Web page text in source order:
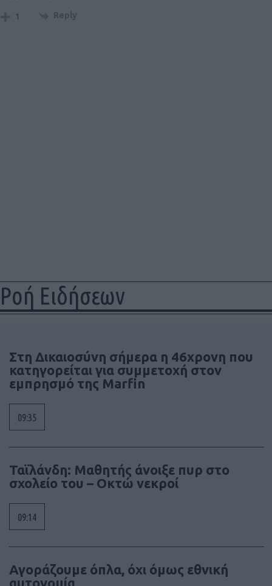
Ροή Ειδήσεων
Στη Δικαιοσύνη σήμερα η 46χρονη που
κατηγορείται για συμμετοχή στον
εμπρησμό της Marfin
09:35
Ταϊλάνδη: Μαθητής άνοιξε πυρ στο
σχολείο του – Οκτώ νεκροί
09:14
Αγοράζουμε όπλα, όχι όμως εθνική
αυτονομία
1 Reply